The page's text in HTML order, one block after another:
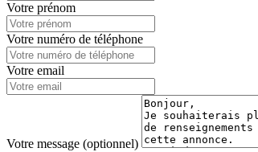
Votre prénom
Votre numéro de téléphone
Votre email
Votre message (optionnel)